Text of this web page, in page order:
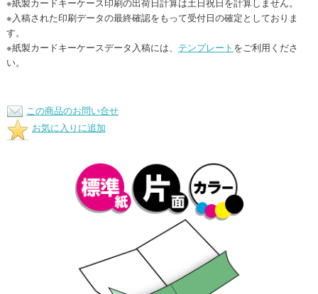
※入稿された印刷データの最終確認をもって受付日の確定としておりま
す。
※紙製カードキーケースデータ入稿には、 テンプレート をご利用くださ
い。
この商品のお問い合せ
お気に入りに追加